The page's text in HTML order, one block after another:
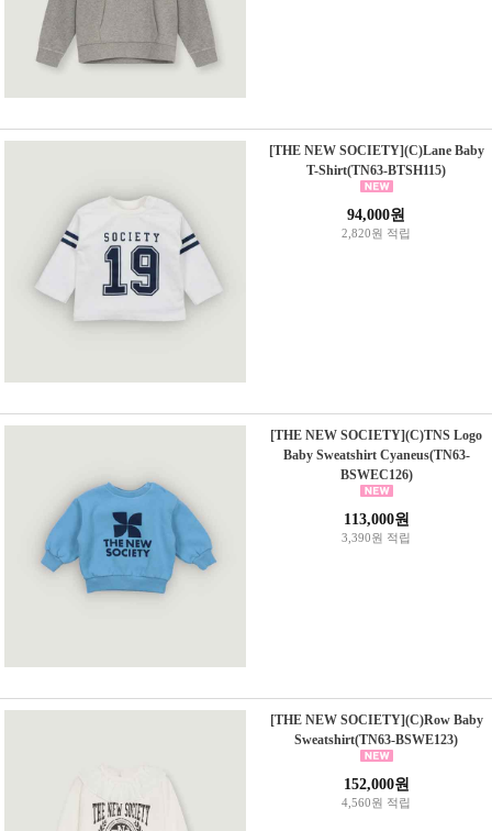
[THE NEW SOCIETY](C)Lane Baby
T-Shirt(TN63-BTSH115)
94,000원
2,820원 적립
[THE NEW SOCIETY](C)TNS Logo
Baby Sweatshirt Cyaneus(TN63-
BSWEC126)
113,000원
3,390원 적립
[THE NEW SOCIETY](C)Row Baby
Sweatshirt(TN63-BSWE123)
152,000원
4,560원 적립